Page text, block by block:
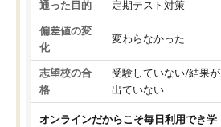
通った目的 定期テスト対策
偏差値の変
化
変わらなかった
志望校の合
格
受験していない/結果が
出ていない
オンラインだからこそ毎日利用でき学